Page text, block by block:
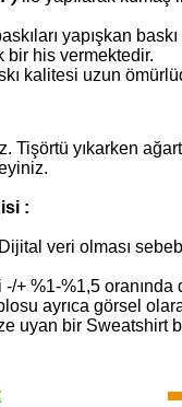
yapışkan
bir his vermektedir.
kalitesi uzun
Tişörtü yıkarken
:
veri olması
+ %1-%1,5
ayrıca görsel
uyan bir Sweatshirt